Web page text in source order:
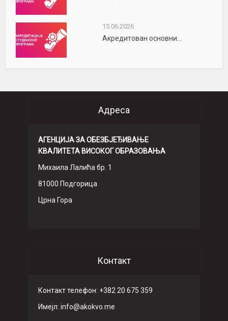
15.06.2026
Акредитован основни...
Адреса
АГЕНЦИЈА ЗА ОБЕЗБЈЕЂИВАЊЕ
КВАЛИТЕТА ВИСОКОГ ОБРАЗОВАЊА
Михаила Лалића бр. 1
81000 Подгорица
Црна Гора
Контакт
Контакт телефон: +382 20 675 359
Имeјл: info@akokvo.me